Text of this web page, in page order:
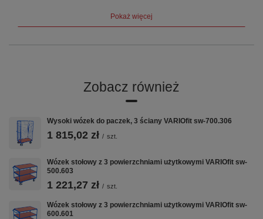
12 lat
Certyfikat TÜV
Wymiary: 840 x 470 mm (szer./gł.) * dla powierzchni
okleina ciemnoszara * z dwoma profilami z kątowników,
ocynkowanymi * nośność półki: 80 kg EAN-Nr.:
4035694056541
VARIOfit w CentrumWarsztatowe.pl:
Wózki Platformowe
Nadstawki Paletowe
Pokaż więcej
Zobacz również
Wysoki wózek do paczek, 3 ściany VARIOfit sw-700.306
1 815,02 zł / szt.
Wózek stołowy z 3 powierzchniami użytkowymi VARIOfit sw-
500.603
1 221,27 zł / szt.
Wózek stołowy z 3 powierzchniami użytkowymi VARIOfit sw-
600.601